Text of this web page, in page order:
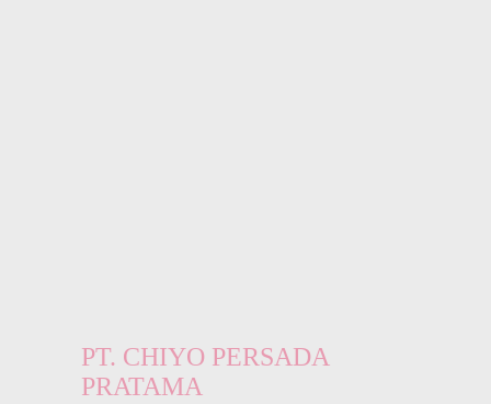
PT. CHIYO PERSADA
PRATAMA